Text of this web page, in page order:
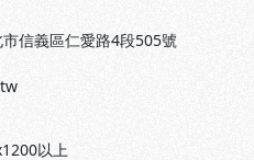
信義區仁愛路4段505號
以上